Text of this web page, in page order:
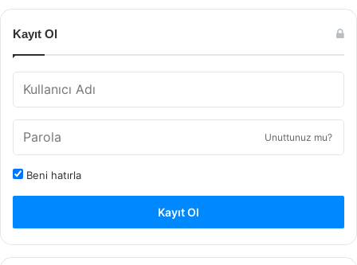
Kayıt Ol
Unuttunuz mu?
Beni hatırla
Kayıt Ol